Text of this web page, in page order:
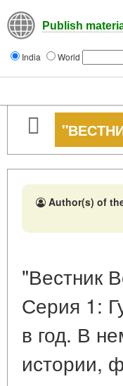
Publish
India World
Author(s) of
"Вестник
Серия 1:
в год. В
истории,